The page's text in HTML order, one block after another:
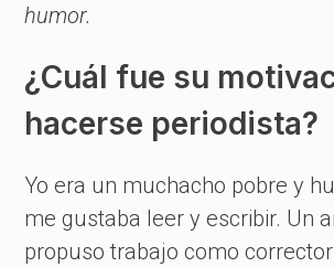
humor.
¿Cuál fue su
hacerse periodista?
Yo era un muchacho pobre y
me gustaba leer y escribir. Un
propuso trabajo como